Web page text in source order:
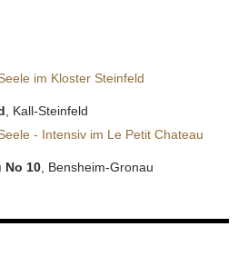
im Kloster Steinfeld
, Kall-Steinfeld
- Intensiv im Le Petit Chateau
No 10 , Bensheim-Gronau